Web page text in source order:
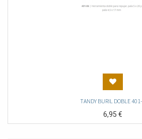
TANDY BURIL DOBLE
6,95€